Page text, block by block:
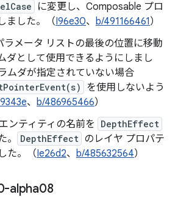
に変更し、Composable プロ
ました。（I96e30、 b/491166461）
ラメータ リストの最後の位置に移動
ダとして使用できるようにしまし
ムダが指定されていない場合
を使用しないよう
、 b/486965466）
ンティティの名前を
DepthEffect
。 DepthEffect のレイヤ プロパテ
た。（Ie26d2、 b/485632564）
alpha08